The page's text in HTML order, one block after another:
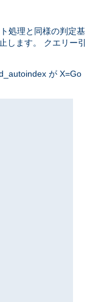
処理と同様の判定基
します。 クエリー引
が X=Go